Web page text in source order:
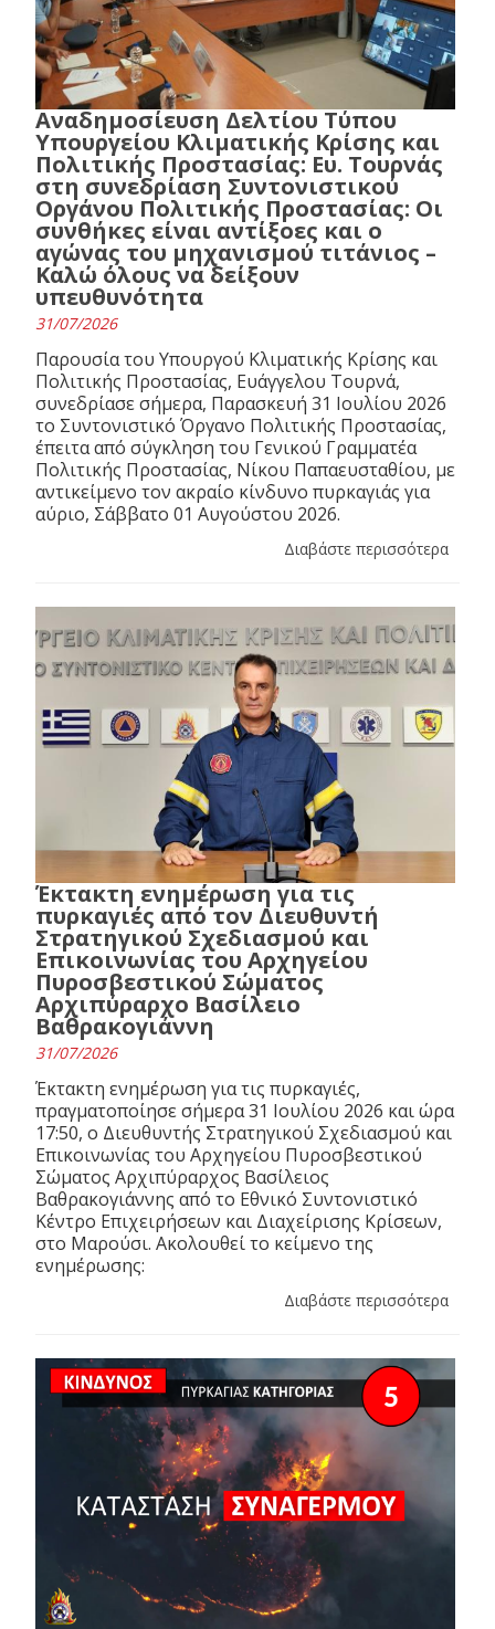
Αναδημοσίευση Δελτίου Τύπου
Υπουργείου Κλιματικής Κρίσης και
Πολιτικής Προστασίας: Ευ. Τουρνάς
στη συνεδρίαση Συντονιστικού
Οργάνου Πολιτικής Προστασίας: Οι
συνθήκες είναι αντίξοες και ο
αγώνας του μηχανισμού τιτάνιος –
Καλώ όλους να δείξουν
υπευθυνότητα
31/07/2026
Παρουσία του Υπουργού Κλιματικής Κρίσης και
Πολιτικής Προστασίας, Ευάγγελου Τουρνά,
συνεδρίασε σήμερα, Παρασκευή 31 Ιουλίου 2026
το Συντονιστικό Όργανο Πολιτικής Προστασίας,
έπειτα από σύγκληση του Γενικού Γραμματέα
Πολιτικής Προστασίας, Νίκου Παπαευσταθίου, με
αντικείμενο τον ακραίο κίνδυνο πυρκαγιάς για
αύριο, Σάββατο 01 Αυγούστου 2026.
Διαβάστε περισσότερα
Έκτακτη ενημέρωση για τις
πυρκαγιές από τον Διευθυντή
Στρατηγικού Σχεδιασμού και
Επικοινωνίας του Αρχηγείου
Πυροσβεστικού Σώματος
Αρχιπύραρχο Βασίλειο
Βαθρακογιάννη
31/07/2026
Έκτακτη ενημέρωση για τις πυρκαγιές,
πραγματοποίησε σήμερα 31 Ιουλίου 2026 και ώρα
17:50, ο Διευθυντής Στρατηγικού Σχεδιασμού και
Επικοινωνίας του Αρχηγείου Πυροσβεστικού
Σώματος Αρχιπύραρχος Βασίλειος
Βαθρακογιάννης από το Εθνικό Συντονιστικό
Κέντρο Επιχειρήσεων και Διαχείρισης Κρίσεων,
στο Μαρούσι. Ακολουθεί το κείμενο της
ενημέρωσης:
Διαβάστε περισσότερα